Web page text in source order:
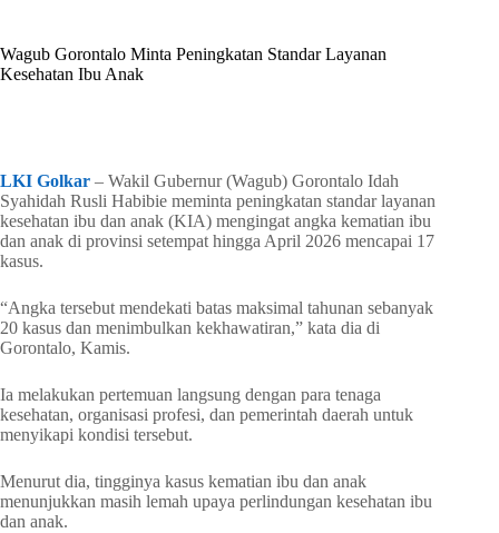
Wagub Gorontalo Minta Peningkatan Standar Layanan
Kesehatan Ibu Anak
LKI Golkar – Wakil Gubernur (Wagub) Gorontalo Idah
Syahidah Rusli Habibie meminta peningkatan standar layanan
kesehatan ibu dan anak (KIA) mengingat angka kematian ibu
dan anak di provinsi setempat hingga April 2026 mencapai 17
kasus.
“Angka tersebut mendekati batas maksimal tahunan sebanyak
20 kasus dan menimbulkan kekhawatiran,” kata dia di
Gorontalo, Kamis.
Ia melakukan pertemuan langsung dengan para tenaga
kesehatan, organisasi profesi, dan pemerintah daerah untuk
menyikapi kondisi tersebut.
Menurut dia, tingginya kasus kematian ibu dan anak
menunjukkan masih lemah upaya perlindungan kesehatan ibu
dan anak.